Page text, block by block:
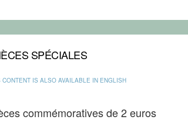
SPÉCIALES
CONTENT IS ALSO AVAILABLE IN ENGLISH
commémoratives de 2 euros